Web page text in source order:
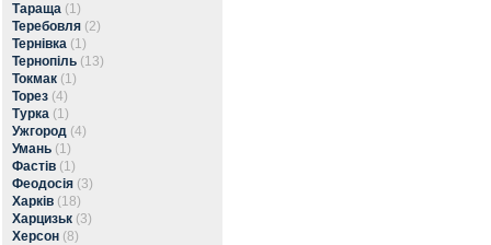
Тараща (1)
Теребовля (2)
Тернівка (1)
Тернопіль (13)
Токмак (1)
Торез (4)
Турка (1)
Ужгород (4)
Умань (1)
Фастів (1)
Феодосія (3)
Харків (18)
Харцизьк (3)
Херсон (8)